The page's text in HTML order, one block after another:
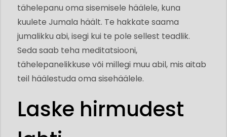
tähelepanu oma sisemisele häälele, kuna
kuulete Jumala häält. Te hakkate saama
jumalikku abi, isegi kui te pole sellest teadlik.
Seda saab teha meditatsiooni,
tähelepanelikkuse või millegi muu abil, mis aitab
teil häälestuda oma sisehäälele.
Laske hirmudest